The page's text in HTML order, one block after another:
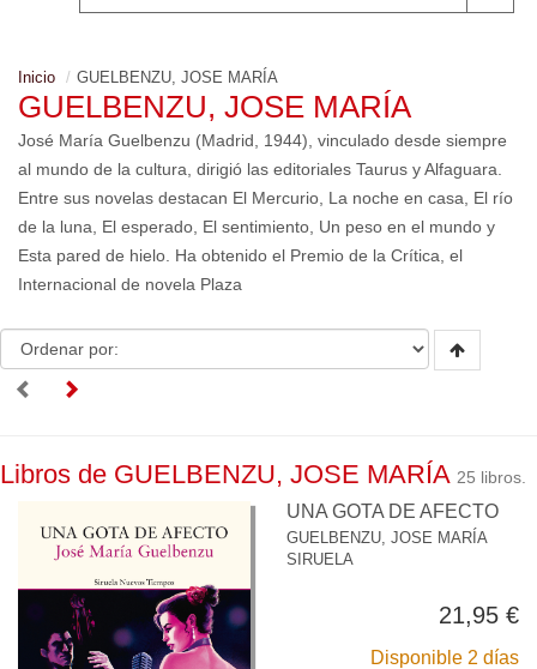
Inicio GUELBENZU, JOSE MARÍA
GUELBENZU, JOSE MARÍA
José María Guelbenzu (Madrid, 1944), vinculado desde siempre
al mundo de la cultura, dirigió las editoriales Taurus y Alfaguara.
Entre sus novelas destacan El Mercurio, La noche en casa, El río
de la luna, El esperado, El sentimiento, Un peso en el mundo y
Esta pared de hielo. Ha obtenido el Premio de la Crítica, el
Internacional de novela Plaza
Libros de GUELBENZU, JOSE MARÍA 25 libros.
UNA GOTA DE AFECTO
GUELBENZU, JOSE MARÍA
SIRUELA
21,95 €
Disponible 2 días